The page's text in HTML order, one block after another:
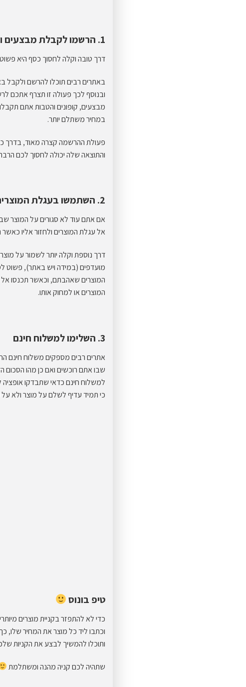
1. הרשמו לקבלת מבצעים וקופונים
דרך טובה וקלה לחסוך כסף היא
באתרים רבים תוכלו להרשם ולקבל
ובנוסף לכך פעולה זו תצרף אתכם
מבצעים, קופונים והטבות אתם
במחיר משתלם יותר.
פעולת ההרשמה קצרה מאוד, בדרך
והתוצאה שלה יכולה לחסוך לכם
2. השתמשו בעגלת המוצרים
אם אתם עוד לא סגורים על המוצר
אל עגלת המוצרים ולחזור אליו
דרך נוספת וקלה יותר לשמור על
מועדפים (במידה ויש באתר), פשוט
המוצרים שאהבתם, וכאשר תכנסו
המוצרים או למחוק אותו.
3. השלימו למשלוח חינם
אתרים רבים מספקים משלוח חינם
שבו אתם רוכשים ואם כן מהו
למשלוח חינם כדאי שתבדקו אופציה
כי תמיד עדיף לשלם על מוצר ולא
טיפ בונוס
כדי לא להתפזר בקניית מוצרים
וכתבו ליד כל מוצר את המחיר שלו,
ותוכלו להמשיך לבצע את הקניות
שתהיה לכם קניה מהנה ומשתלמת